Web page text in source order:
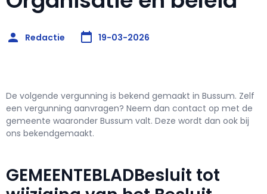
Redactie 19-03-2026
De volgende vergunning is bekend gemaakt in Bussum. Zelf
een vergunning aanvragen? Neem dan contact op met de
gemeente waaronder Bussum valt. Deze wordt dan ook bij
ons bekendgemaakt.
GEMEENTEBLADBesluit tot